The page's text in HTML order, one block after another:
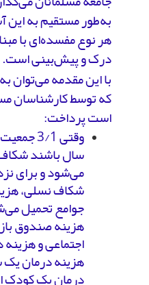
به‌طور مستقیم به این
هر نوع مفسده‌ای با
درک و پیش‌بینی است.
با این مقدمه می‌توان
که توسط کارشناسان
است پرداخت:
سال باشند
می‌شود و برای
شکاف نسلی،
جوامع تحمیل
هزینه صندوق
اجتماعی و
درمان یک